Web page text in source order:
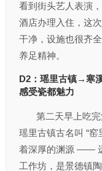
看到街头艺人表演
酒店办理入住，这
干净，设施也很齐
养足精神。
D2：瑶里古镇→寒
感受瓷都魅力
第二天早上吃完
瑶里古镇古名叫 “
着深厚的渊源 ——
工作坊，是景德镇